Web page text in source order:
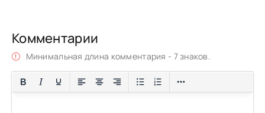
Комментарии
Минимальная длина комментария - 7 знаков.